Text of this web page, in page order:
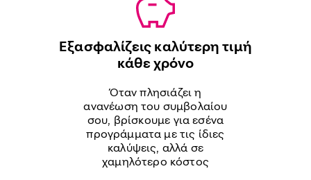
Εξασφαλίζεις καλύτερη τιμή
κάθε χρόνο
Όταν πλησιάζει η
ανανέωση του συμβολαίου
σου, βρίσκουμε για εσένα
προγράμματα με τις ίδιες
καλύψεις, αλλά σε
χαμηλότερο κόστος